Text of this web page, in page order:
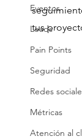
Eventos
Leads
Pain Points
Seguridad
Redes
Métricas
Atención al
tus